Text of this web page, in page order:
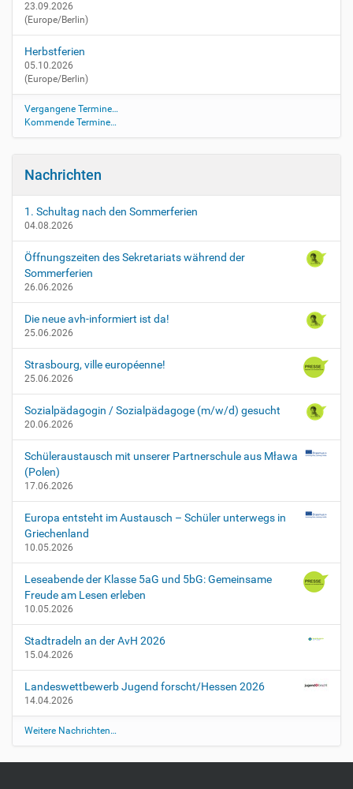
23.09.2026
(Europe/Berlin)
Herbstferien
05.10.2026
(Europe/Berlin)
Vergangene Termine…
Kommende Termine…
Nachrichten
1. Schultag nach den Sommerferien
04.08.2026
Öffnungszeiten des Sekretariats während der
Sommerferien
26.06.2026
Die neue avh-informiert ist da!
25.06.2026
Strasbourg, ville européenne!
25.06.2026
Sozialpädagogin / Sozialpädagoge (m/w/d) gesucht
20.06.2026
Schüleraustausch mit unserer Partnerschule aus Mława
(Polen)
17.06.2026
Europa entsteht im Austausch – Schüler unterwegs in
Griechenland
10.05.2026
Leseabende der Klasse 5aG und 5bG: Gemeinsame
Freude am Lesen erleben
10.05.2026
Stadtradeln an der AvH 2026
15.04.2026
Landeswettbewerb Jugend forscht/Hessen 2026
14.04.2026
Weitere Nachrichten…